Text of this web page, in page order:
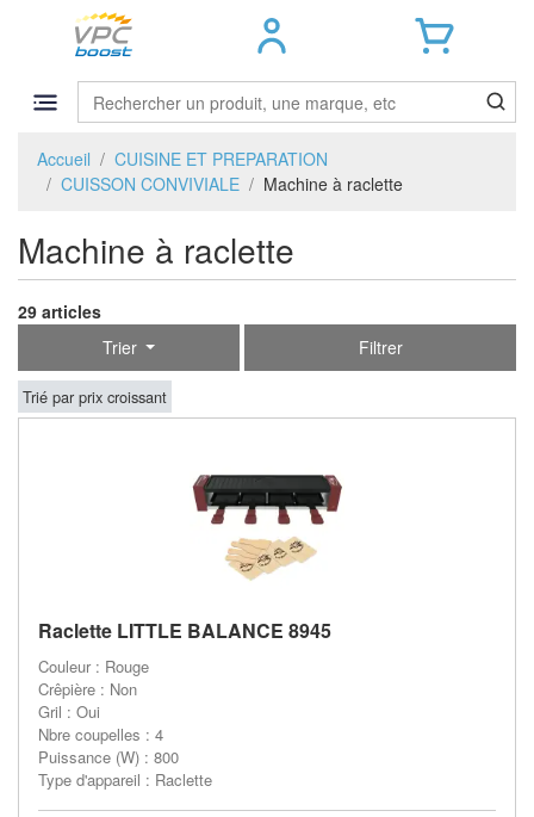
Accueil
CUISINE ET PREPARATION
CUISSON CONVIVIALE
Machine à raclette
Machine à raclette
29 articles
Trier
Filtrer
Trié par prix croissant
Raclette LITTLE BALANCE 8945
Couleur : Rouge
Crêpière : Non
Gril : Oui
Nbre coupelles : 4
Puissance (W) : 800
Type d'appareil : Raclette